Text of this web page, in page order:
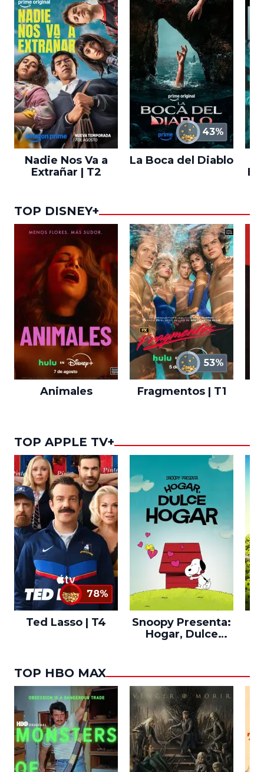
Nadie Nos Va a
Extrañar | T2
43%
La Boca del Diablo
TOP DISNEY+
Animales
53%
Fragmentos | T1
TOP APPLE TV+
78%
Ted Lasso | T4
Snoopy Presenta:
Hogar, Dulce
TOP HBO MAX